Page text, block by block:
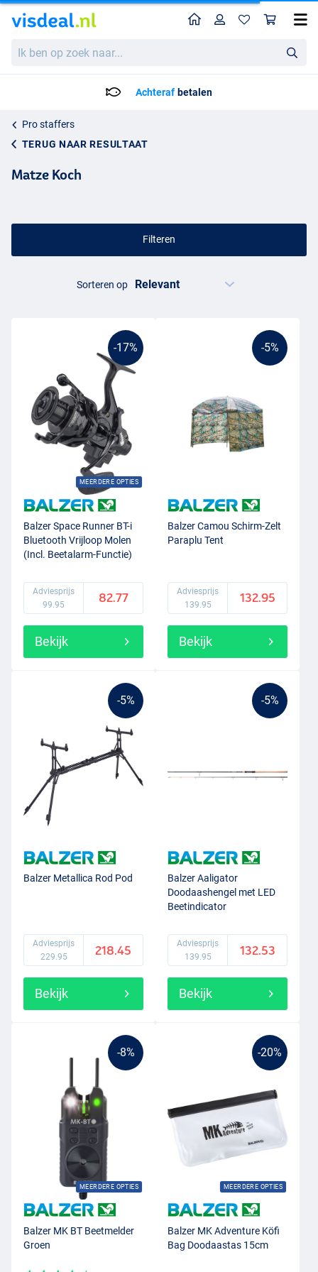
ben
HomeProfiel
Achteraf betalen
Pro staffers
TERUG NAAR RESULTAAT
Matze Koch
Filteren
Sorteren op
-17%
MEERDERE OPTIES
Balzer Space Runner BT-i
Bluetooth Vrijloop Molen
(Incl. Beetalarm-Functie)
Adviesprijs
99.95
82.77
Bekijk
-5%
Balzer Camou Schirm-Zelt
Paraplu Tent
Adviesprijs
139.95
132.95
Bekijk
-5%
Balzer Metallica Rod Pod
Adviesprijs
229.95
218.45
Bekijk
-5%
Balzer Aaligator
Doodaashengel met LED
Beetindicator
Adviesprijs
139.95
132.53
Bekijk
-8%
MEERDERE OPTIES
Balzer MK BT Beetmelder
Groen
-20%
MEERDERE OPTIES
Balzer MK Adventure Köfi
Bag Doodaastas 15cm